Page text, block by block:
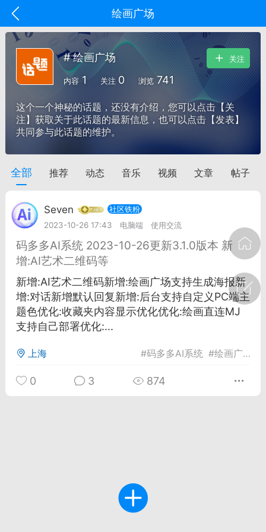
绘画广场
29 10:10 电脑端 智狐AI工作台
中英翻译
事想用上客户端...
# 智狐AI工作台
1 23
聚合API
龙坤智创合作品牌
Max 的新默认模型，并成为
# 绘画广场
内容 1 关注 0 浏览 741
关注
这个一个神秘的话题，还没有介绍，您可以点击【关
注】获取关于此话题的最新信息，也可以点击【发表】
共同参与此话题的维护。
全部 推荐 动态 音乐 视频 文章 帖子
Seven
社区铁粉
2023-10-26 17:43
电脑端 使用交流
码多多AI系统 2023-10-26更新3.1.0版本 新
增:AI艺术二维码等
新增:AI艺术二维码新增:绘画广场支持生成海报新
增:对话新增默认回复新增:后台支持自定义PC端主
题色优化:收藏夹内容显示优化优化:绘画直连MJ
支持自己部署优化:...
上海 #码多多AI系统 #绘画广场
0 3 874